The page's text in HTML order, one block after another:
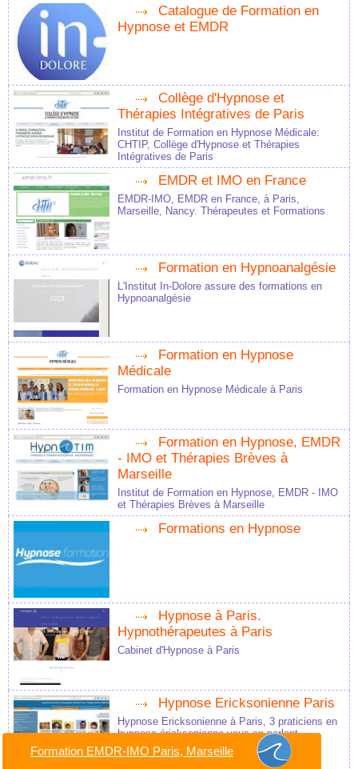
Catalogue de Formation en
Hypnose et EMDR
Collège d'Hypnose et
Thérapies Intégratives de Paris
Institut de Formation en Hypnose Médicale:
CHTIP, Collège d'Hypnose et Thérapies
Intégratives de Paris
EMDR et IMO en France
EMDR-IMO, EMDR en France, à Paris,
Marseille, Nancy. Thérapeutes et Formations
Formation en Hypnoanalgésie
L'Institut In-Dolore assure des formations en
Hypnoanalgésie
Formation en Hypnose
Médicale
Formation en Hypnose Médicale à Paris
Formation en Hypnose, EMDR
- IMO et Thérapies Brèves à
Marseille
Institut de Formation en Hypnose, EMDR - IMO
et Thérapies Brèves à Marseille
Formations en Hypnose
Hypnose à Paris.
Hypnothérapeutes à Paris
Cabinet d'Hypnose à Paris
Hypnose Ericksonienne Paris
Hypnose Ericksonienne à Paris, 3 praticiens en
hypnose éricksonienne vous en parlent
Formation EMDR-IMO Paris, Marseille